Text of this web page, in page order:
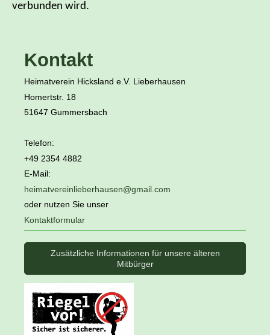
verbunden wird.
Kontakt
Heimatverein Hicksland e.V. Lieberhausen
Homertstr. 18
51647 Gummersbach
Telefon:
+49 2354 4882
E-Mail:
heimatvereinlieberhausen@gmail.com
oder nutzen Sie unser
Kontaktformular
Zusätzliche Informationen für unsere älteren
Mitbürger